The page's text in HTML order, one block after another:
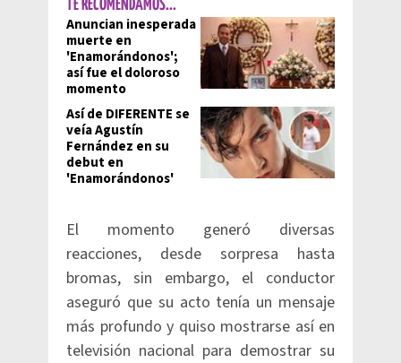
TE RECOMENDAMOS...
Anuncian inesperada
muerte en
'Enamorándonos';
así fue el doloroso
momento
Así de DIFERENTE se
veía Agustín
Fernández en su
debut en
'Enamorándonos'
El momento generó diversas
reacciones, desde sorpresa hasta
bromas, sin embargo, el conductor
aseguró que su acto tenía un mensaje
más profundo y quiso mostrarse así en
televisión nacional para demostrar su